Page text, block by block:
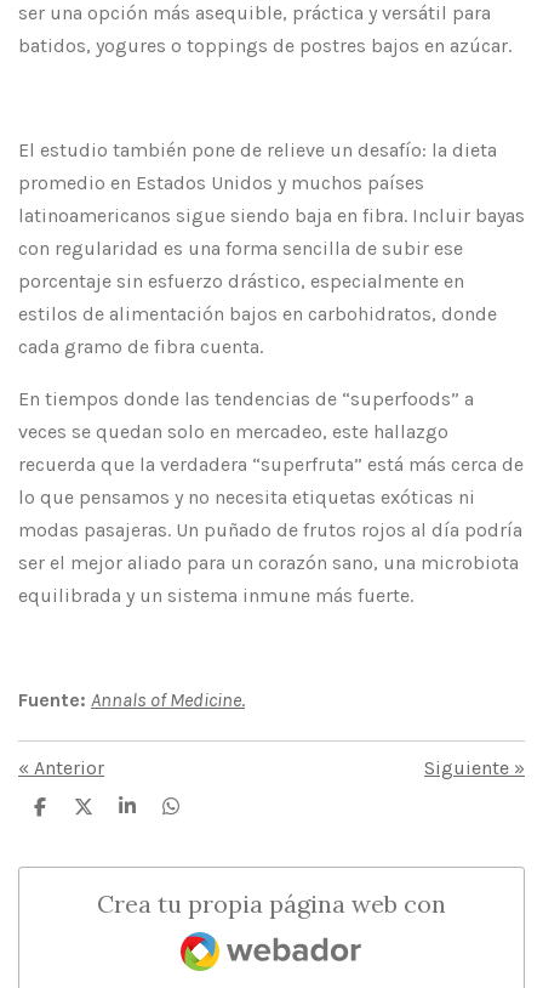
ser una opción más asequible, práctica y versátil para
batidos, yogures o toppings de postres bajos en azúcar.
El estudio también pone de relieve un desafío: la dieta
promedio en Estados Unidos y muchos países
latinoamericanos sigue siendo baja en fibra. Incluir bayas
con regularidad es una forma sencilla de subir ese
porcentaje sin esfuerzo drástico, especialmente en
estilos de alimentación bajos en carbohidratos, donde
cada gramo de fibra cuenta.
En tiempos donde las tendencias de “superfoods” a
veces se quedan solo en mercadeo, este hallazgo
recuerda que la verdadera “superfruta” está más cerca de
lo que pensamos y no necesita etiquetas exóticas ni
modas pasajeras. Un puñado de frutos rojos al día podría
ser el mejor aliado para un corazón sano, una microbiota
equilibrada y un sistema inmune más fuerte.
Fuente: Annals of Medicine.
« Anterior Siguiente »
C
p
C
p
C
p
r
C
p
r
Crea tu propia página web con
Webador